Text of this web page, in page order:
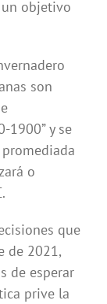
un objetivo
son
1900” y se
o
que
de 2021,
de esperar
prive la